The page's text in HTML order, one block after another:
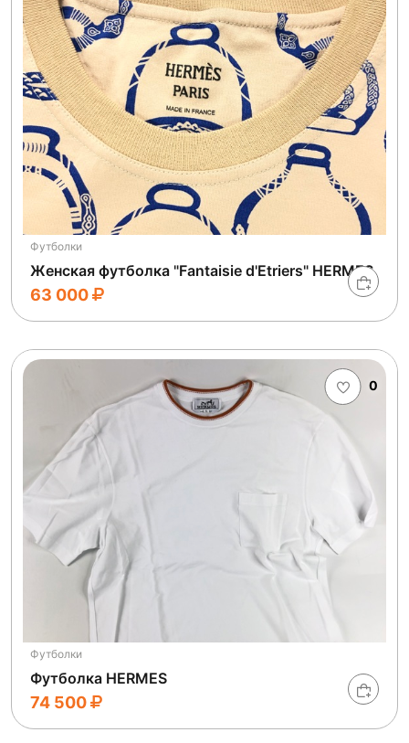
Футболки
Женская футболка "Fantaisie d'Etriers" HERMES
63 000
0
Футболки
Футболка HERMES
74 500